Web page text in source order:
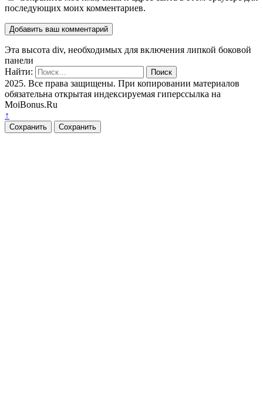
последующих моих комментариев.
Эта высота div, необходимых для включения липкой боковой
панели
Найти:
2025. Все права защищены. При копировании материалов
обязательна открытая индексируемая гиперссылка на
MoiBonus.Ru
↑